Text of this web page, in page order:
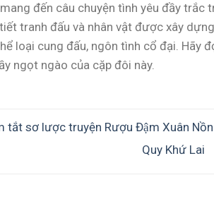
đến câu chuyện tình yêu đầy trắc
tranh đấu và nhân vật được xây dựng
loại cung đấu, ngôn tình cổ đại. Hãy
ngọt ngào của cặp đôi này.
tắt sơ lược truyện Rượu Đậm Xuân
Quy Khứ Lai